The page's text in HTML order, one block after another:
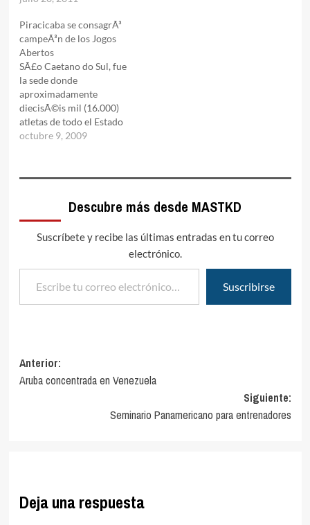
Copyright 2003-2011
masTaekwondo.com -
Todos los Derechos
Reservados. Se prohíbe la
reproducción total o
parcial de este Sitio Web
sin la expresa autorización
de masTaekwondo.com
masTaekwondo.com es…
Piracicaba se consagrÃ³
campeÃ³n de los Jogos
Abertos
SÃ£o Caetano do Sul, fue
la sede donde
aproximadamente
diecisÃ©is mil (16.000)
atletas de todo el Estado
de SÃ£o Paulo, compiten
durarÃ¡n estos juegos.La
DivisiÃ³n del Taekwondo,
donde se enfrentaban
doce equipos
representantes de las
octubre 9, 2009
Descubre más desde MASTKD
Suscríbete y recibe las últimas entradas en tu correo
electrónico.
Escribe tu correo electrónico…
Suscribirse
Navegación
de
Anterior:
Aruba concentrada en Venezuela
Siguiente:
Seminario Panamericano para entrenadores
Deja una respuesta